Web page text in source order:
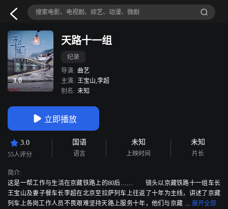
3.0
天路十一组
纪录
导演: 曲艺
主演: 王宝山,李超
别名: 未知
立即播放
3.0
55人评分
国语
语言
未知
上映时间
未知
片长
简介:
这是一帮工作与生活在京藏铁路上的80后…… 镜头以京藏铁路十一组车长
王宝山及妻子餐车长李超在北京至拉萨列车上往返了十年为主线，讲述了京藏
列车上各岗工作人员不畏艰难坚持天路上服务十年，他们与京藏